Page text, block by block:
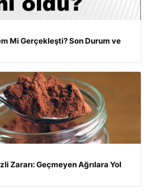
Mi Gerçekleşti? Son Durum ve
Zararı: Geçmeyen Ağrılara Yol